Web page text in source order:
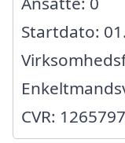
Startdato:
CVR: